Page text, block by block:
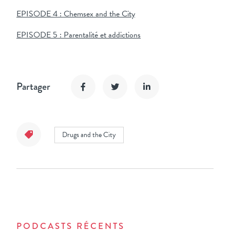
EPISODE 4 : Chemsex and the City
EPISODE 5 : Parentalité et addictions
Partager
Drugs and the City
PODCASTS RÉCENTS